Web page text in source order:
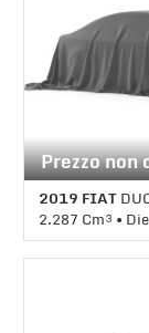
Prezzo non
2019 FIAT
2.287 Cm³ •
1 Km • Cambio